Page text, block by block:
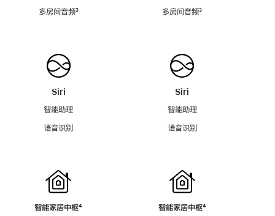
多房间音频脚
³
Siri
智能助理
语音识别
智能家居中枢脚
⁴
多房间音频脚
³
Siri
智能助理
语音识别
智能家居中枢脚
⁴